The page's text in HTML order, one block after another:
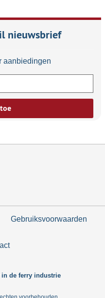
nieuwsbrief
aanbiedingen
Gebruiksvoorwaarden
in de ferry industrie